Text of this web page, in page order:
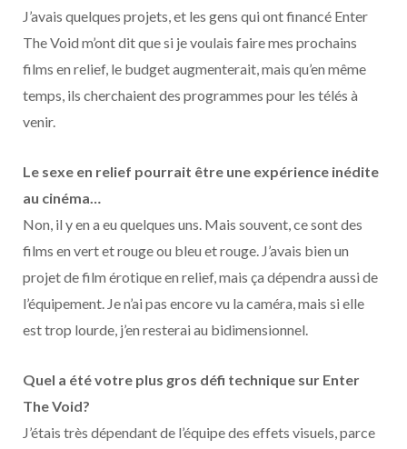
J’avais quelques projets, et les gens qui ont financé Enter
The Void m’ont dit que si je voulais faire mes prochains
films en relief, le budget augmenterait, mais qu’en même
temps, ils cherchaient des programmes pour les télés à
venir.
Le sexe en relief pourrait être une expérience inédite
au cinéma…
Non, il y en a eu quelques uns. Mais souvent, ce sont des
films en vert et rouge ou bleu et rouge. J’avais bien un
projet de film érotique en relief, mais ça dépendra aussi de
l’équipement. Je n’ai pas encore vu la caméra, mais si elle
est trop lourde, j’en resterai au bidimensionnel.
Quel a été votre plus gros défi technique sur Enter
The Void?
J’étais très dépendant de l’équipe des effets visuels, parce